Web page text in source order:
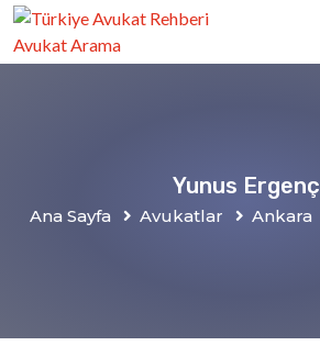
Yunus Ergenç
Ana Sayfa Avukatlar Ankara